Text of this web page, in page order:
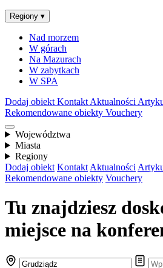
Regiony ▾
Nad morzem
W górach
Na Mazurach
W zabytkach
W SPA
Dodaj obiekt Kontakt Aktualności
Rekomendowane obiekty Vouchery
Województwa
Miasta
Regiony
Dodaj obiekt Kontakt Aktualności
Rekomendowane obiekty Vouchery
Tu znajdziesz
miejsce na